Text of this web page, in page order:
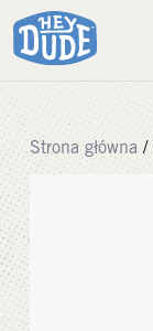
Strona główna /